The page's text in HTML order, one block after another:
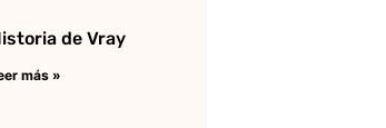
de Vray
más »